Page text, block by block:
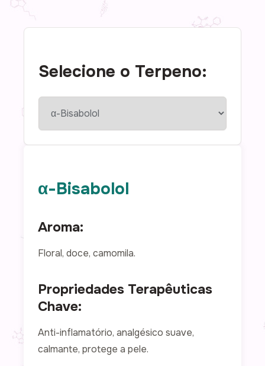
Selecione o Terpeno:
α-Bisabolol
Aroma:
Floral, doce, camomila.
Propriedades Terapêuticas
Chave:
Anti-inflamatório, analgésico suave,
calmante, protege a pele.